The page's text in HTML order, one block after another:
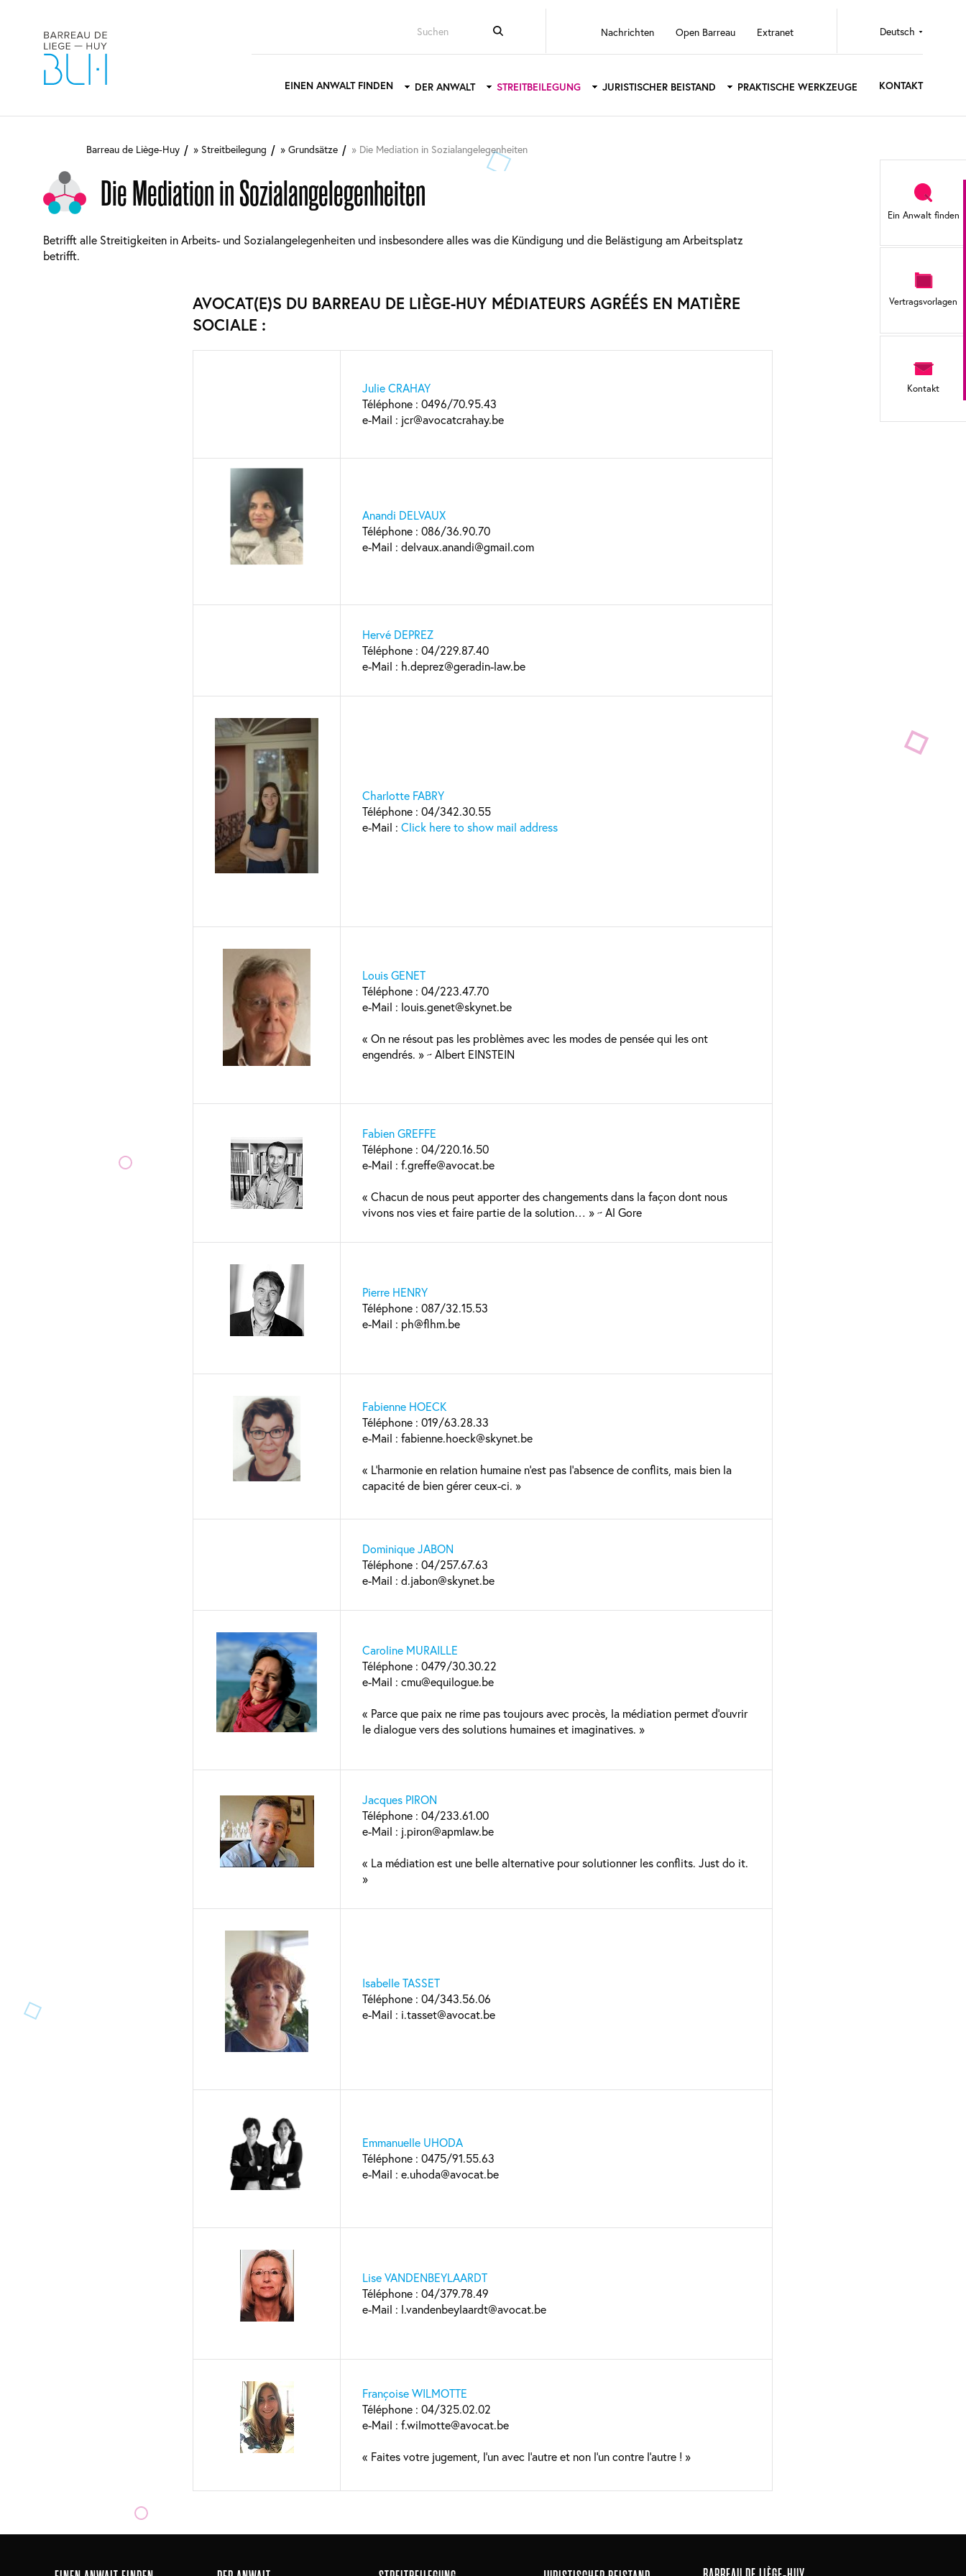
Direkt
Select
Top
menu
Nachrichten Open Barreau Extranet
Main
navigation
EINEN ANWALT FINDEN DER ANWALT STREITBEILEGUNG JURISTISCHER BEISTAND PRAKTISCHE WERKZEUGE KONTAKT
Sidebar
menu
Ein Anwalt finden
Vertragsvorlagen
Kontakt
Barreau de Liège-Huy Streitbeilegung Grundsätze Die Mediation in Sozialangelegenheiten
Die Mediation in Sozialangelegenheiten
Betrifft alle Streitigkeiten in Arbeits- und Sozialangelegenheiten und insbesondere alles was die Kündigung und die Belästigung am Arbeitsplatz
betrifft.
AVOCAT(E)S DU BARREAU DE LIÈGE-HUY MÉDIATEURS AGRÉÉS EN MATIÈRE
SOCIALE :
Julie CRAHAY
Téléphone : 0496/70.95.43
e-Mail : jcr@avocatcrahay.be
Anandi DELVAUX
Téléphone : 086/36.90.70
e-Mail : delvaux.anandi@gmail.com
Hervé DEPREZ
Téléphone : 04/229.87.40
e-Mail : h.deprez@geradin-law.be
Charlotte FABRY
Téléphone : 04/342.30.55
e-Mail :Click here to show mail address
Louis GENET
Téléphone : 04/223.47.70
e-Mail : louis.genet@skynet.be
« On ne résout pas les problèmes avec les modes de pensée qui les ont
engendrés. » ~ Albert EINSTEIN
Fabien GREFFE
Téléphone : 04/220.16.50
e-Mail : f.greffe@avocat.be
« Chacun de nous peut apporter des changements dans la façon dont nous
vivons nos vies et faire partie de la solution… » ~ Al Gore
Pierre HENRY
Téléphone : 087/32.15.53
e-Mail : ph@flhm.be
Fabienne HOECK
Téléphone : 019/63.28.33
e-Mail : fabienne.hoeck@skynet.be
« L’harmonie en relation humaine n’est pas l’absence de conflits, mais bien la
capacité de bien gérer ceux-ci. »
Dominique JABON
Téléphone : 04/257.67.63
e-Mail : d.jabon@skynet.be
Caroline MURAILLE
Téléphone : 0479/30.30.22
e-Mail : cmu@equilogue.be
« Parce que paix ne rime pas toujours avec procès, la médiation permet d’ouvrir
le dialogue vers des solutions humaines et imaginatives. »
Jacques PIRON
Téléphone : 04/233.61.00
e-Mail : j.piron@apmlaw.be
« La médiation est une belle alternative pour solutionner les conflits. Just do it.
»
Isabelle TASSET
Téléphone : 04/343.56.06
e-Mail : i.tasset@avocat.be
Emmanuelle UHODA
Téléphone : 0475/91.55.63
e-Mail : e.uhoda@avocat.be
Lise VANDENBEYLAARDT
Téléphone : 04/379.78.49
e-Mail : l.vandenbeylaardt@avocat.be
Françoise WILMOTTE
Téléphone : 04/325.02.02
e-Mail : f.wilmotte@avocat.be
« Faites votre jugement, l’un avec l’autre et non l’un contre l’autre ! »